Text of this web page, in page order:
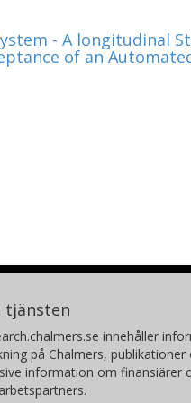
körbeteende
kontexter.
– såsom
– skulle
med ett NN-
sjukskrivningar
- A longitudinal
of an
tjänsten
innehåller
på Chalmers,
information om finansiärer